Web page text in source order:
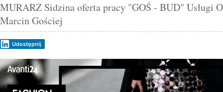
MURARZ Sidzina oferta pracy "GOŚ - BUD" Usługi
Marcin Gościej
Udostępnij